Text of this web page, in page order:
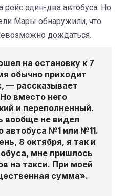
рейс один-два автобуса. Но
Мары обнаружили, что
дождаться.
на остановку к 7
обычно приходит
— рассказывает
вместо него
и переполненный.
вообще не видел
автобуса №1 или №11.
8 октября, я так и
мне пришлось
на такси. При моей
сумма».